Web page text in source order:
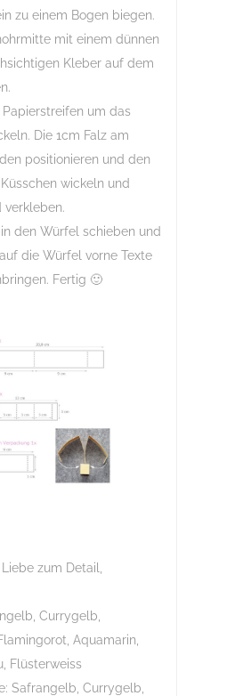
zu einem Bogen biegen.
mit einem dünnen
Kleber auf dem
um das
Die 1cm Falz am
positionieren und den
wickeln und
verkleben.
den Würfel schieben und
die Würfel vorne Texte
Fertig 🙂
zum Detail,
Currygelb,
Aquamarin,
Flüsterweiss
Safrangelb, Currygelb,